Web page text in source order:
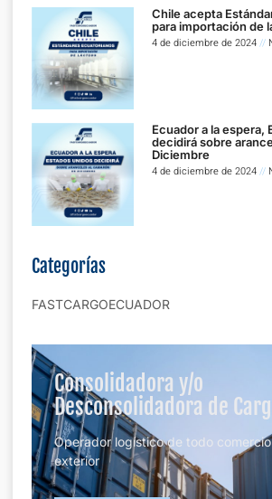
Chile acepta
para importación de
4 de diciembre de 2024
Ecuador a la espera,
decidirá sobre
Diciembre
4 de diciembre de 2024
Categorías
FASTCARGOECUADOR
Consolidadora y/o
Desconsolidadora de
Operador logístico de todo comercio
exterior